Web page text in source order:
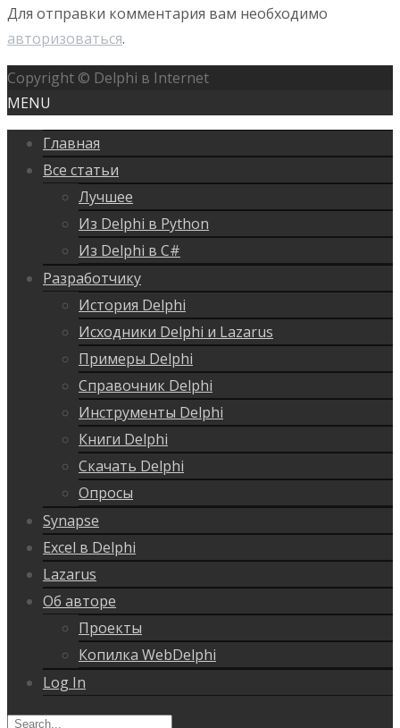
Для отправки комментария вам необходимо
авторизоваться.
Copyright © Delphi в Internet
MENU
Главная
Все статьи
Лучшее
Из Delphi в Python
Из Delphi в C#
Разработчику
История Delphi
Исходники Delphi и Lazarus
Примеры Delphi
Справочник Delphi
Инструменты Delphi
Книги Delphi
Скачать Delphi
Опросы
Synapse
Excel в Delphi
Lazarus
Об авторе
Проекты
Копилка WebDelphi
Log In